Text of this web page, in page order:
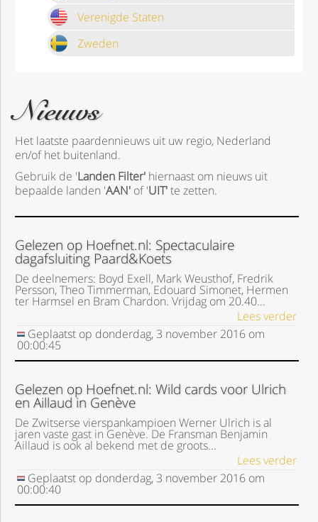
Verenigde Staten
Zweden
Nieuws
Het laatste paardennieuws uit uw regio, Nederland
en/of het buitenland.
Gebruik de 'Landen Filter' hiernaast om nieuws uit
bepaalde landen 'AAN' of 'UIT'te zetten.
Gelezen op Hoefnet.nl: Spectaculaire
dagafsluiting Paard&Koets
De deelnemers: Boyd Exell, Mark Weusthof, Fredrik
Persson, Theo Timmerman, Edouard Simonet, Hermen
ter Harmsel en Bram Chardon. Vrijdag om 20.40...
Lees verder
Geplaatst op donderdag, 3 november 2016 om
00:00:45
Gelezen op Hoefnet.nl: Wild cards voor Ulrich
en Aillaud in Genève
De Zwitserse vierspankampioen Werner Ulrich is al
jaren vaste gast in Genève. De Fransman Benjamin
Aillaud is ook al bekend met de groots...
Lees verder
Geplaatst op donderdag, 3 november 2016 om
00:00:40